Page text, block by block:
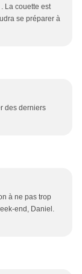
La couette est
se préparer à
des derniers
à ne pas trop
end, Daniel.